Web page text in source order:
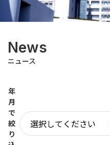
News
ニュース
年
月
で
絞
り